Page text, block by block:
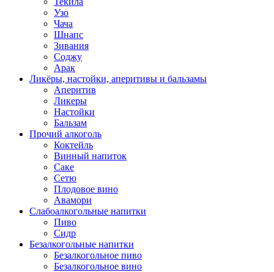
Узо
Чача
Шнапс
Зивания
Соджу
Арак
Ликёры, настойки, аперитивы и бальзамы
Аперитив
Ликеры
Настойки
Бальзам
Прочий алкоголь
Коктейль
Винный напиток
Саке
Сетю
Плодовое вино
Авамори
Слабоалкогольные напитки
Пиво
Сидр
Безалкогольные напитки
Безалкогольное пиво
Безалкогольное вино